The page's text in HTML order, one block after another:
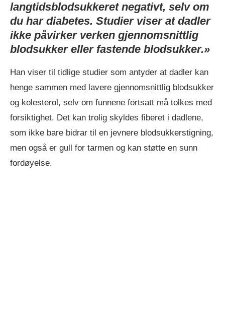
langtidsblodsukkeret negativt, selv om
du har diabetes. Studier viser at dadler
ikke påvirker verken gjennomsnittlig
blodsukker eller fastende blodsukker.»
Han viser til tidlige studier som antyder at dadler kan
henge sammen med lavere gjennomsnittlig blodsukker
og kolesterol, selv om funnene fortsatt må tolkes med
forsiktighet. Det kan trolig skyldes fiberet i dadlene,
som ikke bare bidrar til en jevnere blodsukkerstigning,
men også er gull for tarmen og kan støtte en sunn
fordøyelse.